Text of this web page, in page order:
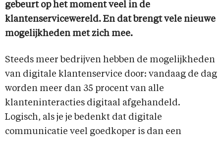
gebeurt op het moment veel in de
klantenservicewereld. En dat brengt vele nieuwe
mogelijkheden met zich mee.
Steeds meer bedrijven hebben de mogelijkheden
van digitale klantenservice door: vandaag de dag
worden meer dan 35 procent van alle
klanteninteracties digitaal afgehandeld.
Logisch, als je je bedenkt dat digitale
communicatie veel goedkoper is dan een